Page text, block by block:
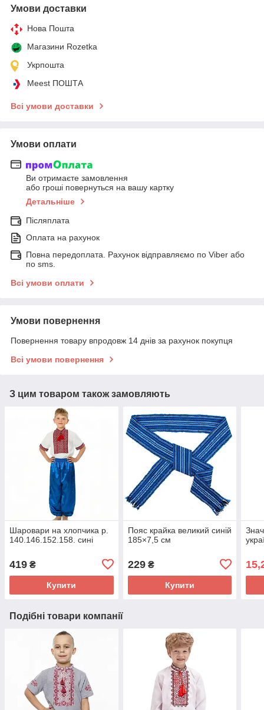
Умови доставки
Нова Пошта
Магазини Rozetka
Укрпошта
Meest ПОШТА
Всі умови доставки
Умови оплати
Ви отримаєте замовлення
або гроші повернуться на вашу картку
Детальніше
Післяплата
Оплата на рахунок
Повна передоплата. Рахунок відправляємо по Viber або
по sms.
Всі умови оплати
Умови повернення
Повернення товару впродовж 14 днів за рахунок покупця
Всі умови повернення
З цим товаром також замовляють
Шаровари на хлопчика р.
140.146.152.158. сині
419 ₴
Купити
Пояс крайка великий синій
185×7,5 см
229₴
Купити
Подібні товари компанії